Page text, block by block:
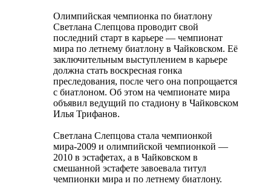
Олимпийская чемпионка по биатлону
Светлана Слепцова проводит свой
последний старт в карьере — чемпионат
мира по летнему биатлону в Чайковском. Её
заключительным выступлением в карьере
должна стать воскресная гонка
преследования, после чего она попрощается
с биатлоном. Об этом на чемпионате мира
объявил ведущий по стадиону в Чайковском
Илья Трифанов.
Светлана Слепцова стала чемпионкой
мира-2009 и олимпийской чемпионкой —
2010 в эстафетах, а в Чайковском в
смешанной эстафете завоевала титул
чемпионки мира и по летнему биатлону.